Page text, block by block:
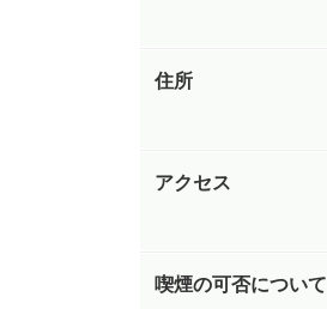
住所
アクセス
喫煙の可否について